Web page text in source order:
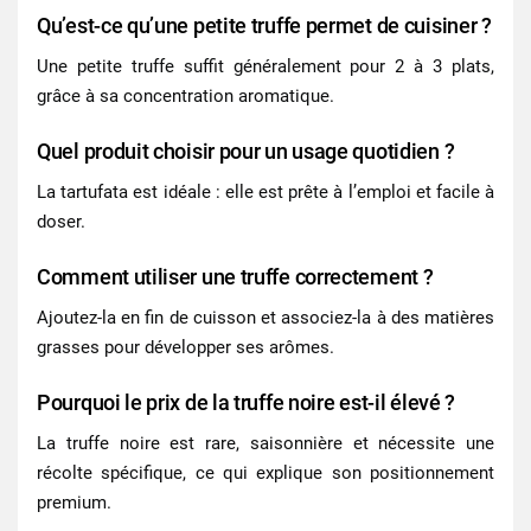
Qu’est-ce qu’une petite truffe permet de cuisiner ?
Une petite truffe suffit généralement pour 2 à 3 plats,
grâce à sa concentration aromatique.
Quel produit choisir pour un usage quotidien ?
La tartufata est idéale : elle est prête à l’emploi et facile à
doser.
Comment utiliser une truffe correctement ?
Ajoutez-la en fin de cuisson et associez-la à des matières
grasses pour développer ses arômes.
Pourquoi le prix de la truffe noire est-il élevé ?
La truffe noire est rare, saisonnière et nécessite une
récolte spécifique, ce qui explique son positionnement
premium.